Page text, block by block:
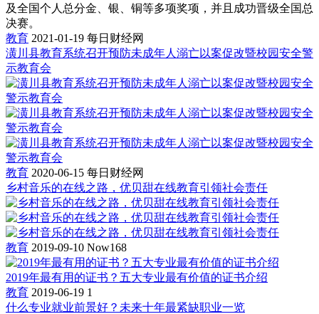
及全国个人总分金、银、铜等多项奖项，并且成功晋级全国总
决赛。
教育 2021-01-19 每日财经网
潢川县教育系统召开预防未成年人溺亡以案促改暨校园安全警
示教育会
教育 2020-06-15 每日财经网
乡村音乐的在线之路，优贝甜在线教育引领社会责任
教育 2019-09-10 Now168
2019年最有用的证书？五大专业最有价值的证书介绍
教育 2019-06-19 1
什么专业就业前景好？未来十年最紧缺职业一览